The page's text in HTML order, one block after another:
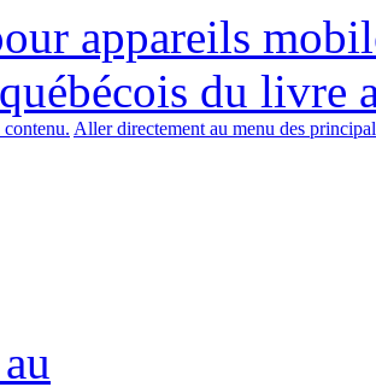
appareils
du livre
Aller directement au menu des